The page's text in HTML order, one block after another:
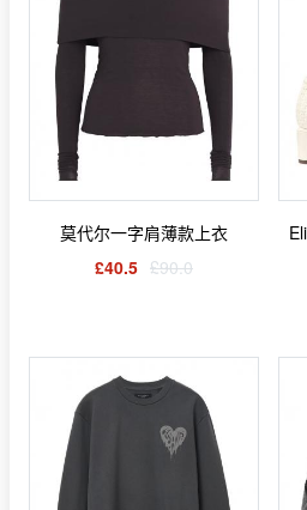
莫代尔一字肩薄款上衣
£40.5 £90.0